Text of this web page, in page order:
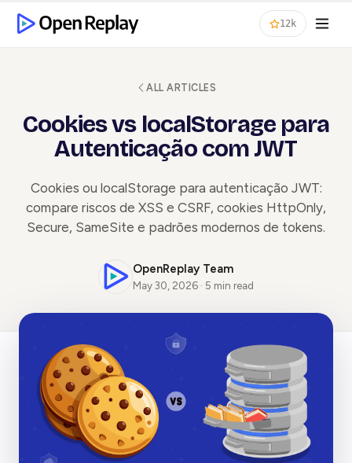
12k
ALL ARTICLES
Cookies vs localStorage para
Autenticação com JWT
Cookies ou localStorage para autenticação JWT:
compare riscos de XSS e CSRF, cookies HttpOnly,
Secure, SameSite e padrões modernos de tokens.
OpenReplay Team
May 30, 2026 · 5 min read